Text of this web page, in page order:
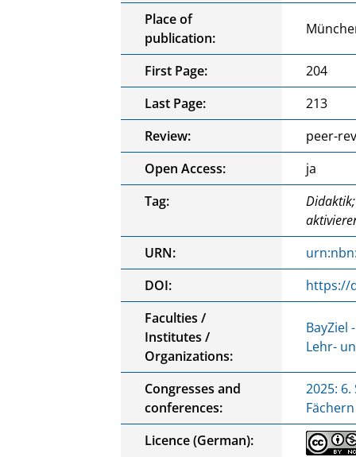
Place of
publication:
First Page:
204
Last Page:
213
Review:
peer-
Open Access:
ja
Tag:
URN:
DOI:
https://
Faculties /
Institutes /
Organizations:
BayZiel
Lehr-
Congresses and
conferences:
2025:
Fächern
Licence (German):